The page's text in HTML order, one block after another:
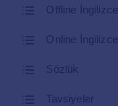
Offline İngilizce
Online İngilizce
Sözlük
Tavsiyeler